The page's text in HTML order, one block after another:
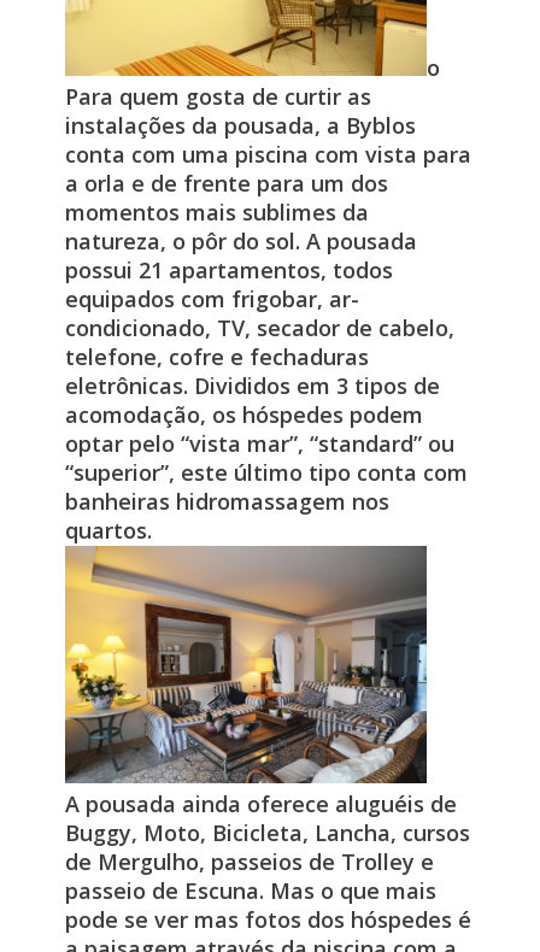
o
Para quem gosta de curtir as
instalações da pousada, a Byblos
conta com uma piscina com vista para
a orla e de frente para um dos
momentos mais sublimes da
natureza, o pôr do sol. A pousada
possui 21 apartamentos, todos
equipados com frigobar, ar-
condicionado, TV, secador de cabelo,
telefone, cofre e fechaduras
eletrônicas. Divididos em 3 tipos de
acomodação, os hóspedes podem
optar pelo “vista mar”, “standard” ou
“superior”, este último tipo conta com
banheiras hidromassagem nos
quartos.
A pousada ainda oferece aluguéis de
Buggy, Moto, Bicicleta, Lancha, cursos
de Mergulho, passeios de Trolley e
passeio de Escuna. Mas o que mais
pode se ver mas fotos dos hóspedes é